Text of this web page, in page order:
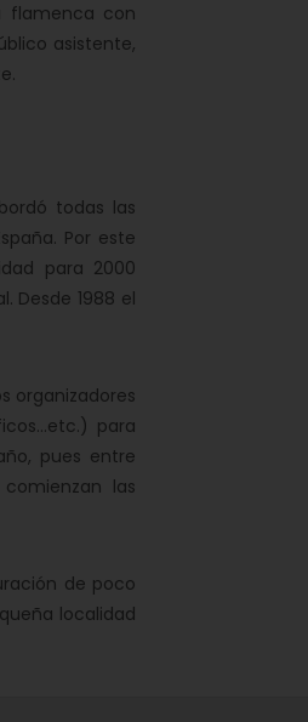
flamenca con
asistente,
todas las
Por este
para 2000
Desde 1988 el
organizadores
para
pues entre
las
de poco
localidad